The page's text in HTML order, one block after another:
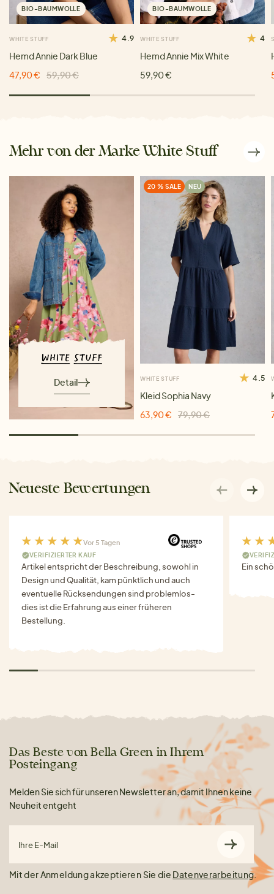
BIO-BAUMWOLLE
WHITE STUFF 4.9
Hemd Annie Dark Blue
47,90 €
59,90 €
BIO-BAUMWOLLE
WHITE STUFF 4
Hemd Annie Mix White
59,90 €
Mehr von der Marke White Stuff
Detail
20 % SALE NEU
WHITE STUFF 4.5
Kleid Sophia Navy
63,90 €
79,90 €
Neueste Bewertungen
Vor 5 Tagen
VERIFIZIERTER KAUF
Artikel entspricht der Beschreibung, sowohl in
Design und Qualität, kam pünktlich und auch
eventuelle Rücksendungen sind problemlos-
dies ist die Erfahrung aus einer früheren
Bestellung.
Ein
Das Beste von Bella Green in Ihrem
Posteingang
Melden Sie sich für unseren Newsletter an, damit Ihnen keine
Neuheit entgeht
Ihre E-Mail
Mit der Anmeldung akzeptieren Sie die Datenverarbeitung.